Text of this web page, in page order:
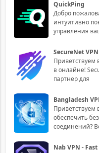
QuickPing
Добро
интуитивно
управления
SecureNet VPN
Приветствуем
в онлайне!
партнер для
Bangladesh
Приветствуем
обеспечить
соединений?
Nab VPN -